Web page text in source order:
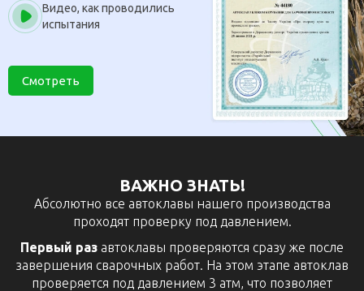
Видео, как проводились
испытания
Смотреть
ВАЖНО ЗНАТЬ!
Абсолютно все автоклавы нашего производства
проходят проверку под давлением.
Первый раз автоклавы проверяются сразу же после
завершения сварочных работ. На этом этапе автоклав
проверяется под давлением 3 атм, что позволяет